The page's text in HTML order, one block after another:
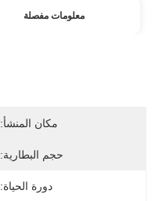
معلومات مفصلة
مكان المنشأ:
حجم البطارية:
دورة الحياة: